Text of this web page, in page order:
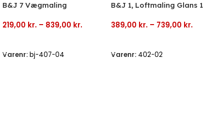
B&J 7 Vægmaling
219,00 kr. – 839,00 kr.
Varenr: bj-407-04
B&J 1, Loftmaling Glans 1
389,00 kr. – 739,00 kr.
Varenr: 402-02